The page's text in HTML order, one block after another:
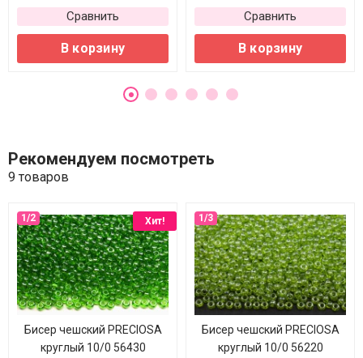
Сравнить
В корзину
Сравнить
В корзину
Рекомендуем посмотреть
9 товаров
Хит!
Бисер чешский PRECIOSA
круглый 10/0 56430
Бисер чешский PRECIOSA
круглый 10/0 56220